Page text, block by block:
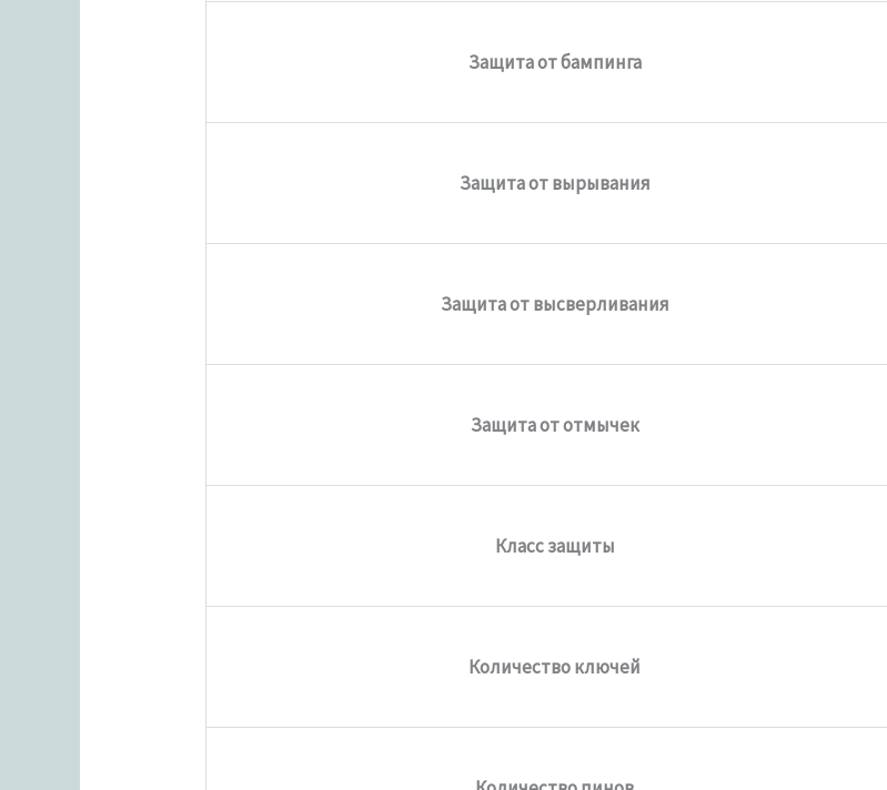
Защита от бампинга
Защита от вырывания
Защита от высверливания
Защита от отмычек
Класс защиты
Количество ключей